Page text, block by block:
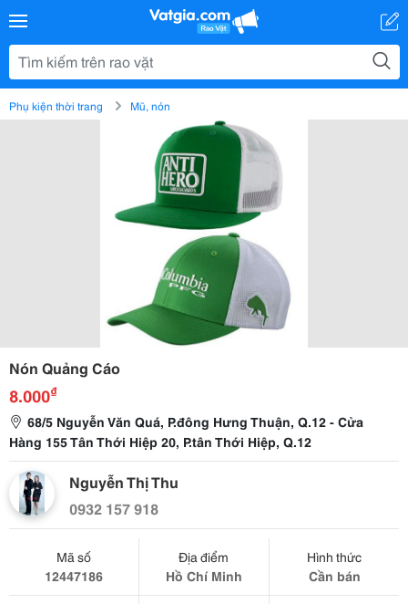
Phụ kiện thời trang Mũ, nón
Nón Quảng Cáo
8.000₫
68/5 Nguyễn Văn Quá, P.đông Hưng Thuận, Q.12 - Cửa
Hàng 155 Tân Thới Hiệp 20, P.tân Thới Hiệp, Q.12
Nguyễn Thị Thu
0932 157 918
Mã số
12447186
Địa điểm
Hồ Chí Minh
Hình thức
Cần bán